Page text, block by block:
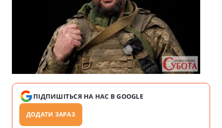
ПІДПИШІТЬСЯ НА НАС В GOOGLE
ДОДАТИ ЗАРАЗ